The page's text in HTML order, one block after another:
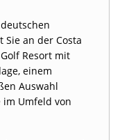
an der Costa
Resort mit
einem
Auswahl
im Umfeld von